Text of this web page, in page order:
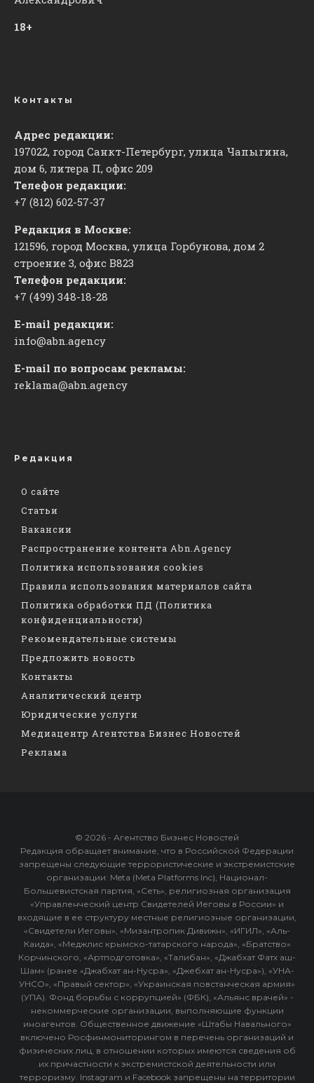
18+
Контакты
Адрес редакции:
197022, город Санкт-Петербург, улица Чапыгина,
дом 6, литера П, офис 209
Телефон редакции:
+7 (812) 602-57-37
Редакция в Москве:
121596, город Москва, улица Горбунова, дом 2
строение 3, офис ​В823
Телефон редакции:
+7 (499) 348-18-28
E-mail редакции:
info@abn.agency
E-mail по вопросам рекламы:
reklama@abn.agency
Редакция
О сайте
Статьи
Вакансии
Распространение контента Abn.Agency
Политика использования cookies
Правила использования материалов сайта
Политика обработки ПД (Политика
конфиденциальности)
Рекомендательные системы
Предложить новость
Контакты
Аналитический центр
Юридические услуги
Медиацентр Агентства Бизнес Новостей
Реклама
© 2026 - Агентство Бизнес Новостей
Редакция обращает внимание, что в Российской Федерации
запрещены следующие террористические и экстремистские
организации: Meta (Meta Platforms Inc), Национал-
Большевистская партия, «Сеть», религиозная организация
«Управленческий центр Свидетелей Иеговы в России» и
входящие в ее структуру местные религиозные организации,
«Свидетели Иеговы», «Мизантропик Дивижн», «ИГИЛ», «Аль-
Каида», «Меджлис крымско-татарского народа», «Братство»
Корчинского, «Артподготовка», «Талибан», «Джабхат Фатх аш-
Шам» (ранее «Джабхат ан-Нусра», «Джебхат ан-Нусра»), «УНА-
УНСО», «Правый сектор», «Украинская повстанческая армия»
(УПА). Фонд борьбы с коррупцией» (ФБК), «Альянс врачей» -
некоммерческие организации, выполняющие функции
иноагентов. Общественное движение «Штабы Навального»
включено Росфинмониторингом в перечень организаций и
физических лиц, в отношении которых имеются сведения об
их причастности к экстремистской деятельности или
терроризму. Instagram и Facebook запрещены на территории